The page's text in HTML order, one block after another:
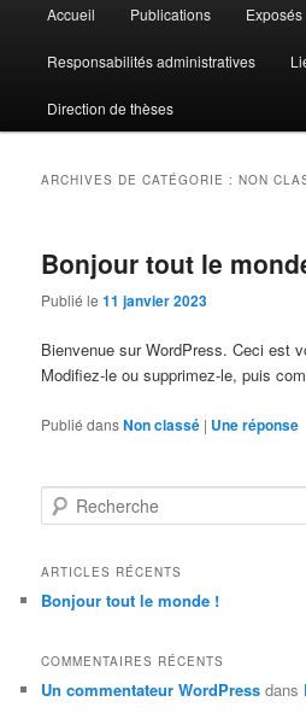
principal
Accueil Publications Exposés
Responsabilités administratives
Direction de thèses
ARCHIVES DE CATÉGORIE :NON
Bonjour tout le
Publié le11 janvier 2023
Bienvenue sur WordPress. Ceci est
Modifiez-le ou supprimez-le, puis
Publié dansNon classé | Uneréponse
e
h
r
h
e
ARTICLES RÉCENTS
Bonjour tout le monde !
COMMENTAIRES RÉCENTS
Un commentateur WordPress dans